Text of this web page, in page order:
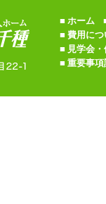
■ ホーム
■ 費用につ
■ 見学会
■ 重要事項